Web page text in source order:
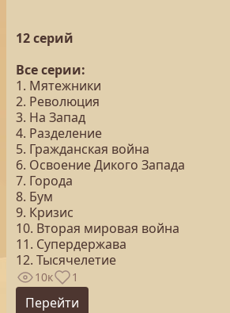
12 серий
Все серии:
1. Мятежники
2. Революция
3. На Запад
4. Разделение
5. Гражданская война
6. Освоение Дикого Запада
7. Города
8. Бум
9. Кризис
10. Вторая мировая война
11. Супердержава
12. Тысячелетие
10к 1
Перейти